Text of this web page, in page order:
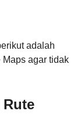
adalah
Maps agar tidak